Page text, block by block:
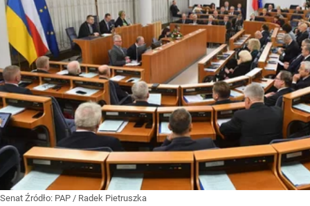
Senat Źródło: PAP / Radek Pietruszka